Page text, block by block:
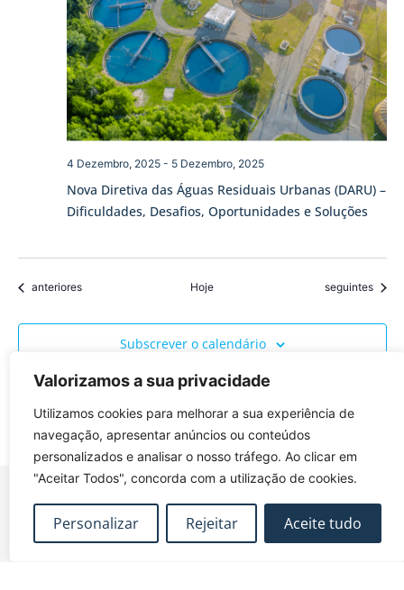
Valorizamos a sua privacidade
Utilizamos cookies para melhorar a sua experiência de
navegação, apresentar anúncios ou conteúdos
personalizados e analisar o nosso tráfego. Ao clicar em
"Aceitar Todos", concorda com a utilização de cookies.
Personalizar Rejeitar Aceite tudo
Nova Diretiva das Águas Residuais Urbanas (DARU) –
Dificuldades, Desafios, Oportunidades e Soluções
4 Dezembro, 2025- 5 Dezembro, 2025
Eventos
anteriores Hoje Eventos
seguintes
Subscrever o calendário